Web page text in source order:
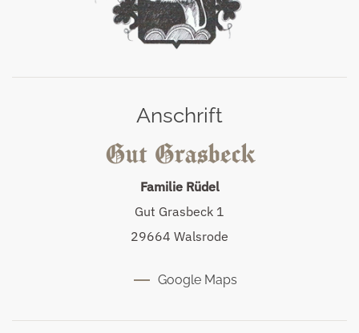
Anschrift
Familie Rüdel
Gut Grasbeck 1
29664 Walsrode
Google Maps